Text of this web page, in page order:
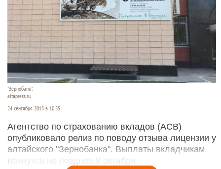
"Зернобанк".
altapress.ru
24 сентября 2015 в 10:55
Агентство по страхованию вкладов (АСВ)
опубликовало релиз по поводу отзыва лицензии у
алтайского "Зернобанка". Выплаты вкладчикам
начнутся не позднее 8 октября.